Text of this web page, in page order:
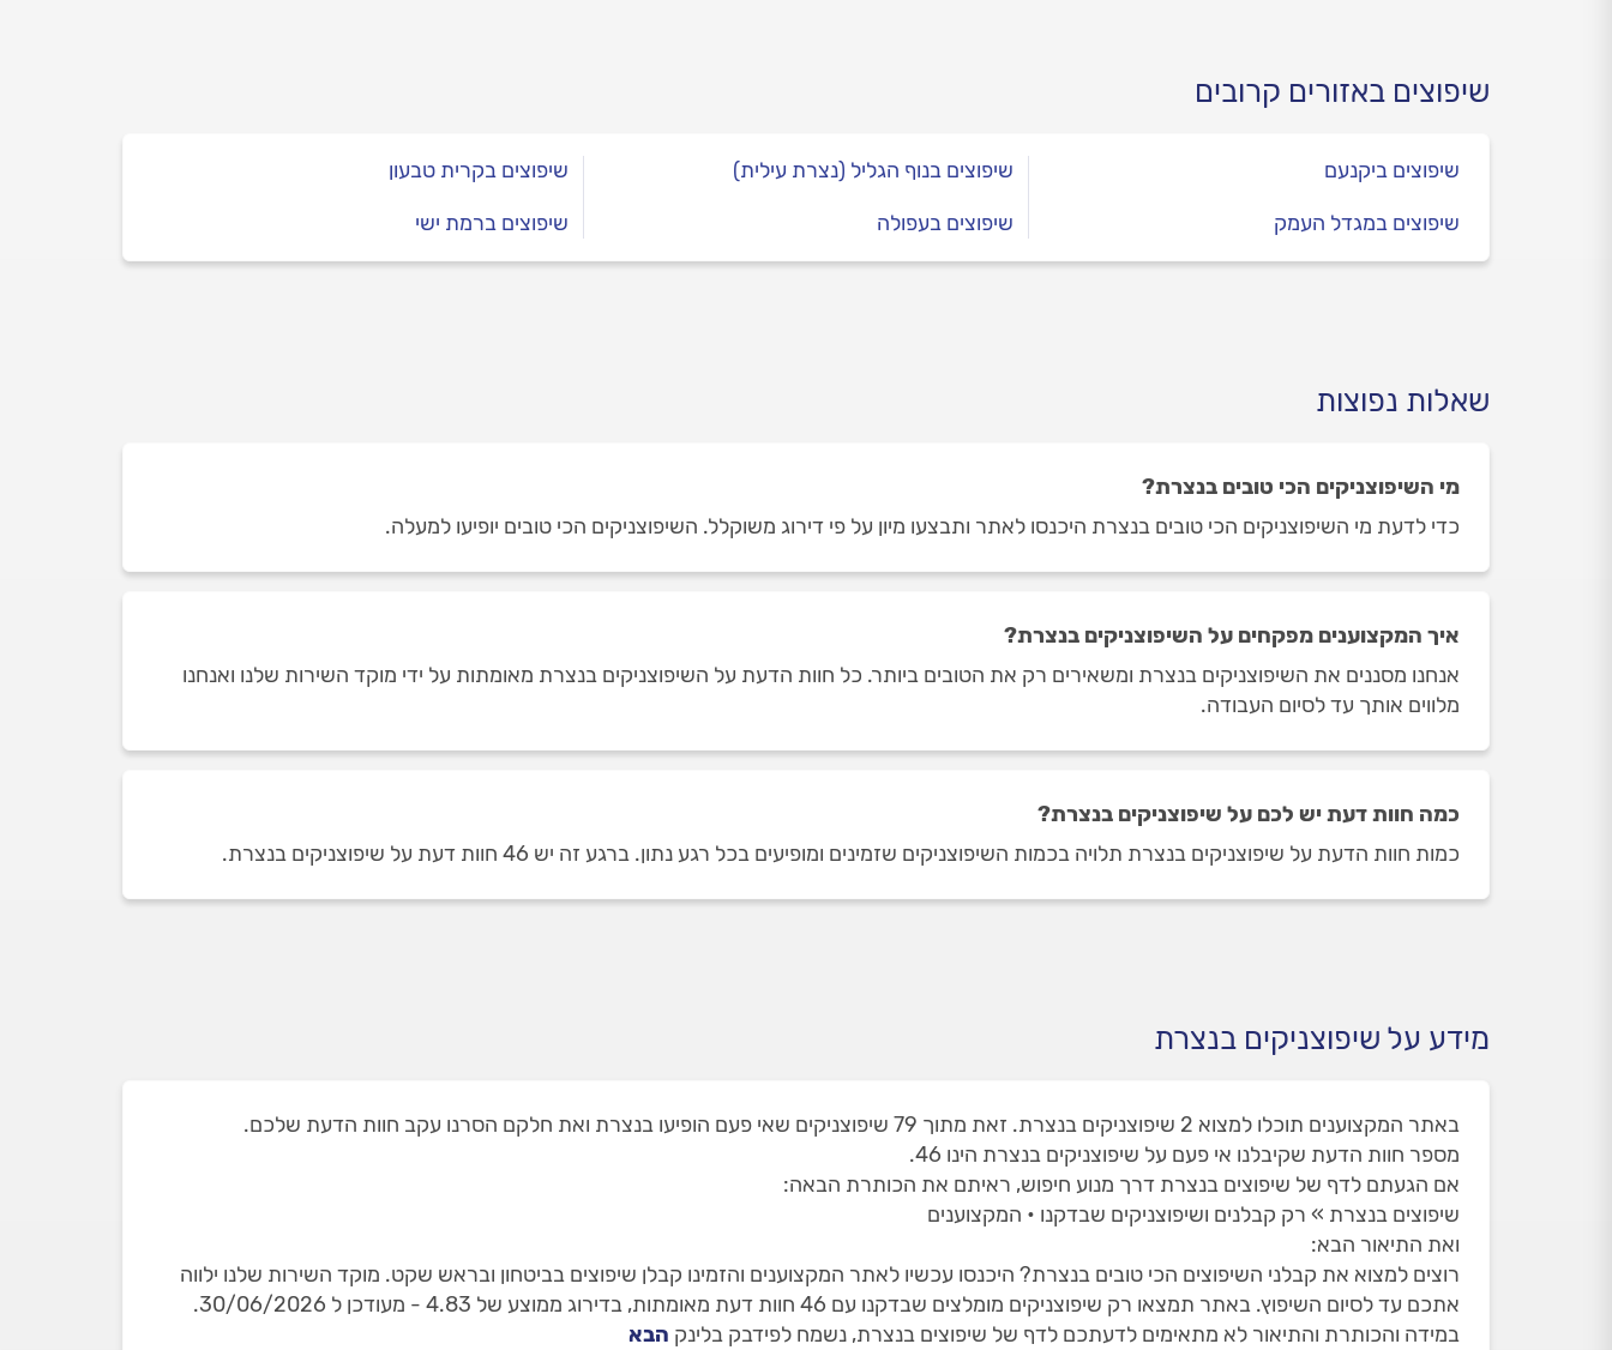
שיפוצים באזורים קרובים
שיפוצים ביקנעם
שיפוצים במגדל העמק
שיפוצים בנוף הגליל (נצרת עילית)
שיפוצים בעפולה
שיפוצים בקרית טבעון
שיפוצים ברמת ישי
שאלות נפוצות
מי השיפוצניקים הכי טובים בנצרת?
כדי לדעת מי השיפוצניקים הכי טובים בנצרת היכנסו לאתר ותבצעו מיון על פי דירוג משוקלל. השיפוצניקים הכי טובים יופיעו למעלה.
איך המקצוענים מפקחים על השיפוצניקים בנצרת?
אנחנו מסננים את השיפוצניקים בנצרת ומשאירים רק את הטובים ביותר. כל חוות הדעת על השיפוצניקים בנצרת מאומתות על ידי מוקד השירות שלנו ואנחנו
מלווים אותך עד לסיום העבודה.
כמה חוות דעת יש לכם על שיפוצניקים בנצרת?
כמות חוות הדעת על שיפוצניקים בנצרת תלויה בכמות השיפוצניקים שזמינים ומופיעים בכל רגע נתון. ברגע זה יש 46 חוות דעת על שיפוצניקים בנצרת.
מידע על שיפוצניקים בנצרת
באתר המקצוענים תוכלו למצוא 2 שיפוצניקים בנצרת. זאת מתוך 79 שיפוצניקים שאי פעם הופיעו בנצרת ואת חלקם הסרנו עקב חוות הדעת שלכם.
מספר חוות הדעת שקיבלנו אי פעם על שיפוצניקים בנצרת הינו 46.
אם הגעתם לדף של שיפוצים בנצרת דרך מנוע חיפוש, ראיתם את הכותרת הבאה:
שיפוצים בנצרת » רק קבלנים ושיפוצניקים שבדקנו • המקצוענים
ואת התיאור הבא:
רוצים למצוא את קבלני השיפוצים הכי טובים בנצרת? היכנסו עכשיו לאתר המקצוענים והזמינו קבלן שיפוצים בביטחון ובראש שקט. מוקד השירות שלנו ילווה
אתכם עד לסיום השיפוץ. באתר תמצאו רק שיפוצניקים מומלצים שבדקנו עם 46 חוות דעת מאומתות, בדירוג ממוצע של 4.83 - מעודכן ל 30/06/2026.
במידה והכותרת והתיאור לא מתאימים לדעתכם לדף של שיפוצים בנצרת, נשמח לפידבק בלינק הבא